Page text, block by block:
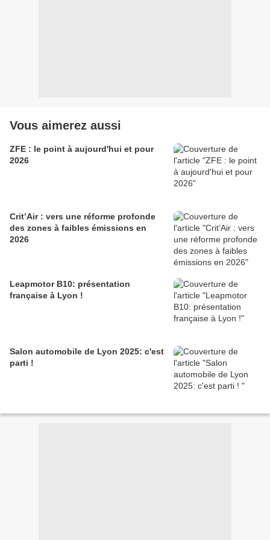
Vous aimerez aussi
ZFE : le point à aujourd'hui et pour
2026
Crit’Air : vers une réforme profonde
des zones à faibles émissions en
2026
Leapmotor B10: présentation
française à Lyon !
Salon automobile de Lyon 2025: c'est
parti !